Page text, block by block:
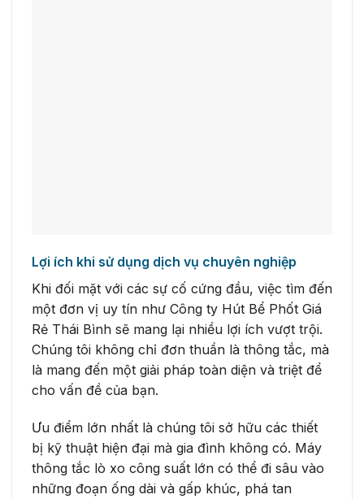
Lợi ích khi sử dụng dịch vụ chuyên nghiệp
Khi đối mặt với các sự cố cứng đầu, việc tìm đến
một đơn vị uy tín như Công ty Hút Bể Phốt Giá
Rẻ Thái Bình sẽ mang lại nhiều lợi ích vượt trội.
Chúng tôi không chỉ đơn thuần là thông tắc, mà
là mang đến một giải pháp toàn diện và triệt để
cho vấn đề của bạn.
Ưu điểm lớn nhất là chúng tôi sở hữu các thiết
bị kỹ thuật hiện đại mà gia đình không có. Máy
thông tắc lò xo công suất lớn có thể đi sâu vào
những đoạn ống dài và gấp khúc, phá tan